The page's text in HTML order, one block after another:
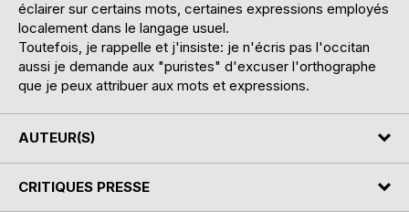
éclairer sur certains mots, certaines expressions employés
localement dans le langage usuel.
Toutefois, je rappelle et j'insiste: je n'écris pas l'occitan
aussi je demande aux "puristes" d'excuser l'orthographe
que je peux attribuer aux mots et expressions.
AUTEUR(S)
CRITIQUES PRESSE